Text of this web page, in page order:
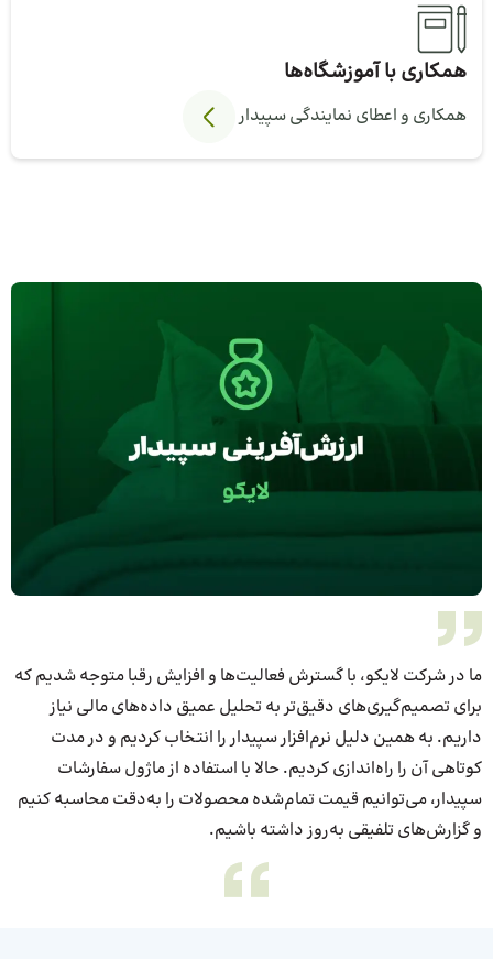
همکاری با آموزشگاه‌ها
همکاری و اعطای نمایندگی سپیدار
ما در شرکت لایکو، با گسترش فعالیت‌ها و افزایش رقبا متوجه شدیم که
برای تصمیم‌گیری‌های دقیق‌تر به تحلیل عمیق داده‌های مالی نیاز
داریم. به همین دلیل نرم‌افزار سپیدار را انتخاب کردیم و در مدت
کوتاهی آن را راه‌اندازی کردیم. حالا با استفاده از ماژول سفارشات
سپیدار، می‌توانیم قیمت تمام‌شده محصولات را به‌دقت محاسبه کنیم
و گزارش‌های تلفیقی به‌روز داشته باشیم.